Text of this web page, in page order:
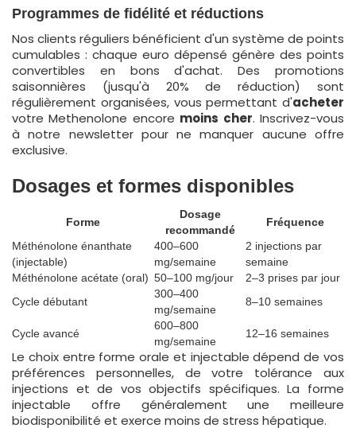
Programmes de fidélité et réductions
Nos clients réguliers bénéficient d'un système de points
cumulables : chaque euro dépensé génère des points
convertibles en bons d'achat. Des promotions
saisonnières (jusqu'à 20% de réduction) sont
régulièrement organisées, vous permettant d'acheter
votre Methenolone encore moins cher. Inscrivez-vous
à notre newsletter pour ne manquer aucune offre
exclusive.
Dosages et formes disponibles
Forme
Dosage
recommandé
Fréquence
Méthénolone énanthate
(injectable)
400–600
mg/semaine
2 injections par
semaine
Méthénolone acétate (oral) 50–100 mg/jour
2–3 prises par jour
Cycle débutant
300–400
mg/semaine
8–10 semaines
Cycle avancé
600–800
mg/semaine
12–16 semaines
Le choix entre forme orale et injectable dépend de vos
préférences personnelles, de votre tolérance aux
injections et de vos objectifs spécifiques. La forme
injectable offre généralement une meilleure
biodisponibilité et exerce moins de stress hépatique.